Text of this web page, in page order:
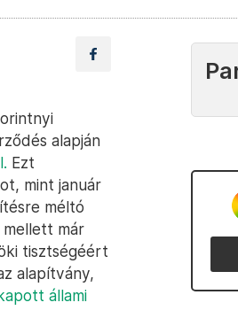
alapján
Ezt
mint január
méltó
mellett már
tisztségéért
alapítvány,
állami